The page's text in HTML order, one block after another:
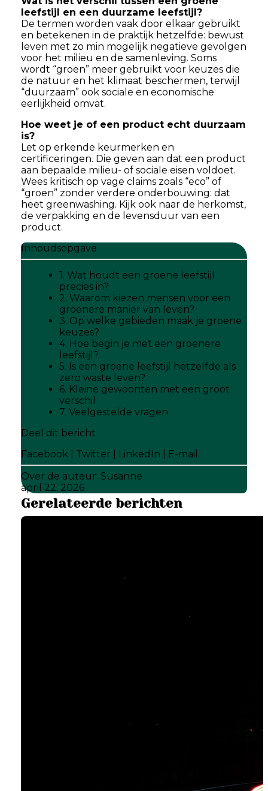
leefstijl en een duurzame leefstijl?
De termen worden vaak door elkaar gebruikt
en betekenen in de praktijk hetzelfde: bewust
leven met zo min mogelijk negatieve gevolgen
voor het milieu en de samenleving. Soms
wordt “groen” meer gebruikt voor keuzes die
de natuur en het klimaat beschermen, terwijl
“duurzaam” ook sociale en economische
eerlijkheid omvat.
Hoe weet je of een product echt duurzaam
is?
Let op erkende keurmerken en
certificeringen. Die geven aan dat een product
aan bepaalde milieu- of sociale eisen voldoet.
Wees kritisch op vage claims zoals “eco” of
“groen” zonder verdere onderbouwing: dat
heet greenwashing. Kijk ook naar de herkomst,
de verpakking en de levensduur van een
product.
Inhoudsopgave
1. Wat houdt een groene leefstijl
precies in?
2. Waarom kiezen mensen voor een
groenere manier van leven?
3. Op welke gebieden maak je groene
keuzes?
4. Hoe begin je met een groenere
leefstijl?
5. Is een groene leefstijl hetzelfde als
zero waste leven?
6. Kleine gewoonten met een groot
verschil
7. Veelgestelde vragen
Deel dit bericht
Facebook| Twitter LinkedIn
E-mail
Over de auteur: Susanne
april 22, 2026
Gerelateerde berichten